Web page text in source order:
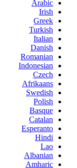
Arabic
Irish
Greek
Turkish
Italian
Danish
Romanian
Indonesian
Czech
Afrikaans
Swedish
Polish
Basque
Catalan
Esperanto
Hindi
Lao
Albanian
Amharic